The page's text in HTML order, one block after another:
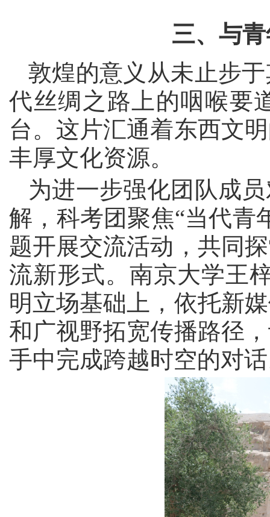
三、与
敦煌的意义从未止步
代丝绸之路上的咽喉要
台。这片汇通着东西文
丰厚文化资源。
为进一步强化团队成
解，科考团聚焦“当代青
题开展交流活动，共同
流新形式。南京大学王
明立场基础上，依托新
和广视野拓宽传播路径
手中完成跨越时空的对